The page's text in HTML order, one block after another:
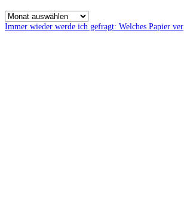
Immer wieder werde ich gefragt: Welches Papier ver